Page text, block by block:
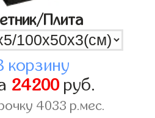
Плита
корзину
24200руб.
4033 р.мес.